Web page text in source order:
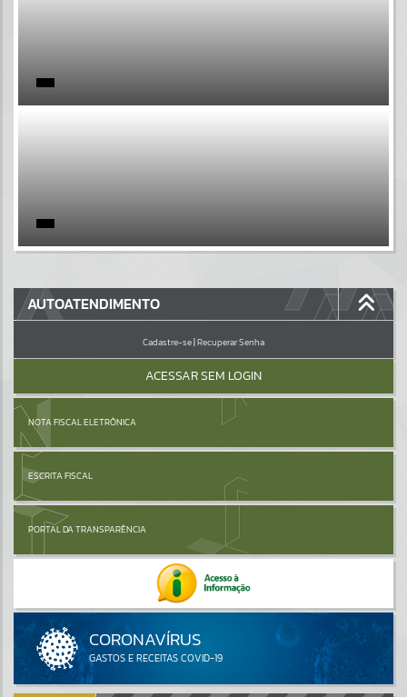
Por favor, aguarde...
GALERIAS
Por favor, aguarde...
AUTOATENDIMENTO
Cadastre-se|Recuperar Senha
ACESSAR SEM LOGIN
NOTA FISCAL ELETRÔNICA
ESCRITA FISCAL
PORTAL DA TRANSPARÊNCIA